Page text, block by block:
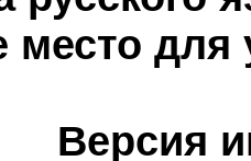
место
Версия